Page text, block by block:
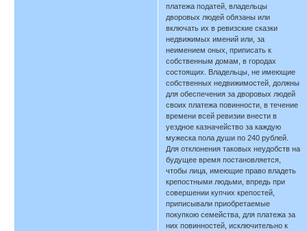
платежа податей, владельцы
дворовых людей обязаны или
включать их в ревизские сказки
недвижимых имений или, за
неимением оных, приписать к
собственным домам, в городах
состоящих. Владельцы, не имеющие
собственных недвижимостей, должны
для обеспечения за дворовых людей
своих платежа повинности, в течение
времени всей ревизии внести в
уездное казначейство за каждую
мужеска пола души по 240 рублей.
Для отклонения таковых неудобств на
будущее время постановляется,
чтобы лица, имеющие право владеть
крепостными людьми, впредь при
совершении купчих крепостей,
приписывали приобретаемые
покупкою семейства, для платежа за
них повинностей, исключительно к